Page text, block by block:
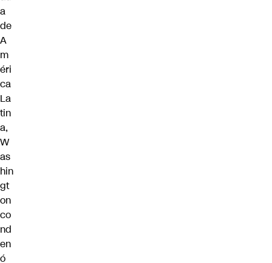
a
de
A
m
éri
ca
La
tin
a,
W
as
hin
gt
on
co
nd
en
ó